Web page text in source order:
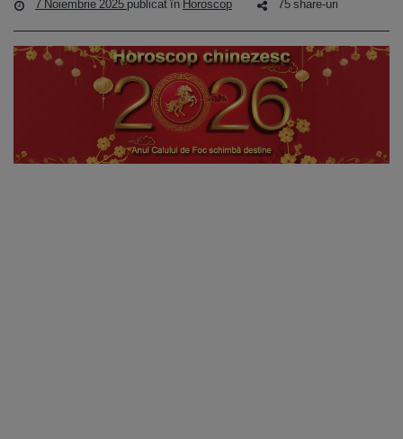
7 Noiembrie 2025 publicat în Horoscop 75 share-uri